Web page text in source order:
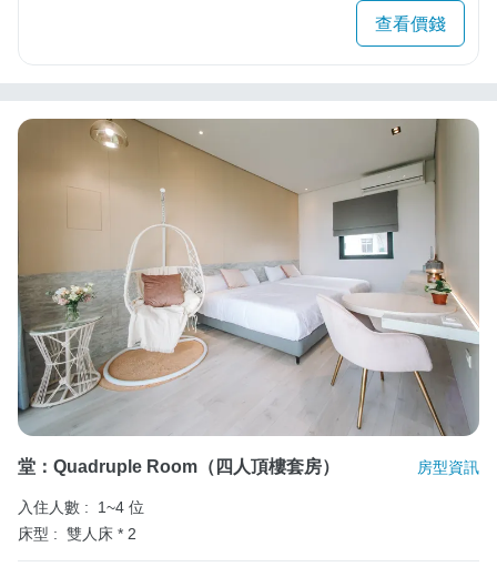
查看價錢
堂：Quadruple Room（四人頂樓套房） 房型資訊
入住人數 :
1~4 位
床型 : 雙人床 * 2